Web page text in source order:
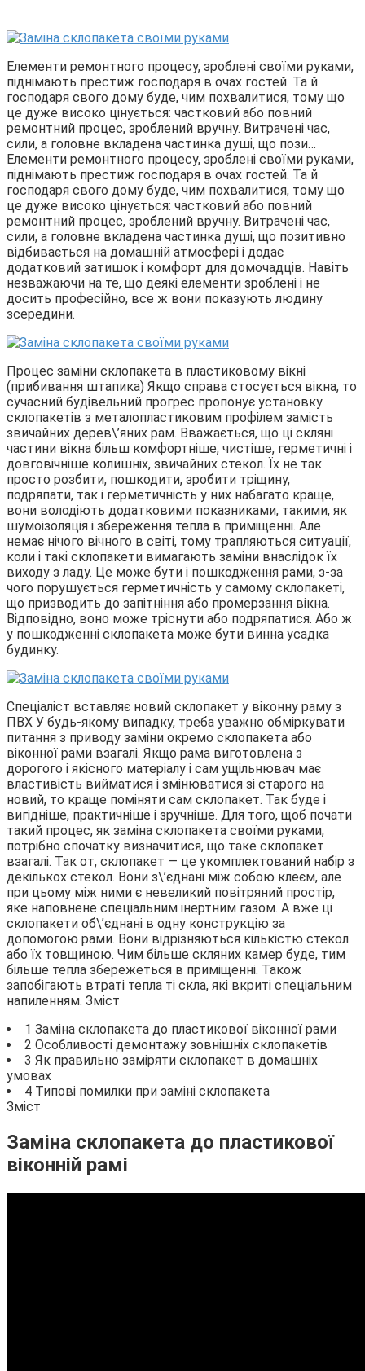
Елементи ремонтного процесу, зроблені своїми руками,
піднімають престиж господаря в очах гостей. Та й
господаря свого дому буде, чим похвалитися, тому що
це дуже високо цінується: частковий або повний
ремонтний процес, зроблений вручну. Витрачені час,
сили, а головне вкладена частинка душі, що пози…
Елементи ремонтного процесу, зроблені своїми руками,
піднімають престиж господаря в очах гостей. Та й
господаря свого дому буде, чим похвалитися, тому що
це дуже високо цінується: частковий або повний
ремонтний процес, зроблений вручну. Витрачені час,
сили, а головне вкладена частинка душі, що позитивно
відбивається на домашній атмосфері і додає
додатковий затишок і комфорт для домочадців. Навіть
незважаючи на те, що деякі елементи зроблені і не
досить професійно, все ж вони показують людину
зсередини.
Процес заміни склопакета в пластиковому вікні
(прибивання штапика) Якщо справа стосується вікна, то
сучасний будівельний прогрес пропонує установку
склопакетів з металопластиковим профілем замість
звичайних дерев\’яних рам. Вважається, що ці скляні
частини вікна більш комфортніше, чистіше, герметичні і
довговічніше колишніх, звичайних стекол. Їх не так
просто розбити, пошкодити, зробити тріщину,
подряпати, так і герметичність у них набагато краще,
вони володіють додатковими показниками, такими, як
шумоізоляція і збереження тепла в приміщенні. Але
немає нічого вічного в світі, тому трапляються ситуації,
коли і такі склопакети вимагають заміни внаслідок їх
виходу з ладу. Це може бути і пошкодження рами, з-за
чого порушується герметичність у самому склопакеті,
що призводить до запітніння або промерзання вікна.
Відповідно, воно може тріснути або подряпатися. Або ж
у пошкодженні склопакета може бути винна усадка
будинку.
Спеціаліст вставляє новий склопакет у віконну раму з
ПВХ У будь-якому випадку, треба уважно обміркувати
питання з приводу заміни окремо склопакета або
віконної рами взагалі. Якщо рама виготовлена з
дорогого і якісного матеріалу і сам ущільнювач має
властивість вийматися і змінюватися зі старого на
новий, то краще поміняти сам склопакет. Так буде і
вигідніше, практичніше і зручніше. Для того, щоб почати
такий процес, як заміна склопакета своїми руками,
потрібно спочатку визначитися, що таке склопакет
взагалі. Так от, склопакет — це укомплектований набір з
декількох стекол. Вони з\’єднані між собою клеєм, але
при цьому між ними є невеликий повітряний простір,
яке наповнене спеціальним інертним газом. А вже ці
склопакети об\’єднані в одну конструкцію за
допомогою рами. Вони відрізняються кількістю стекол
або їх товщиною. Чим більше скляних камер буде, тим
більше тепла збережеться в приміщенні. Також
запобігають втраті тепла ті скла, які вкриті спеціальним
напиленням. Зміст
1 Заміна склопакета до пластикової віконної рами
2 Особливості демонтажу зовнішніх склопакетів
3 Як правильно заміряти склопакет в домашніх
умовах
4 Типові помилки при заміні склопакета
Зміст
Заміна склопакета до пластикової
віконній рамі